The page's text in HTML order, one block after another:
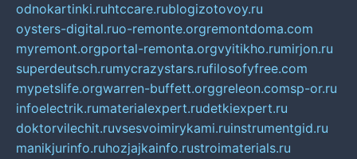
odnokartinki.ruhtccare.rublogizotovoy.ru
oysters-digital.ruo-remonte.orgremontdoma.com
myremont.orgportal-remonta.orgvyitikho.rumirjon.ru
superdeutsch.rumycrazystars.rufilosofyfree.com
mypetslife.orgwarren-buffett.orggreleon.comsp-or.ru
infoelectrik.rumaterialexpert.rudetkiexpert.ru
doktorvilechit.ruvsesvoimirykami.ruinstrumentgid.ru
manikjurinfo.ruhozjajkainfo.rustroimaterials.ru